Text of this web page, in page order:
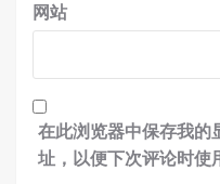
网站
在此浏览器中保存我的
址，以便下次评论时使